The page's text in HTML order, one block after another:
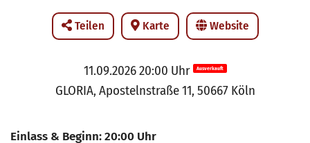
Teilen Karte Website
11.09.2026 20:00 Uhr Ausverkauft
GLORIA, Apostelnstraße 11, 50667 Köln
Einlass & Beginn: 20:00 Uhr